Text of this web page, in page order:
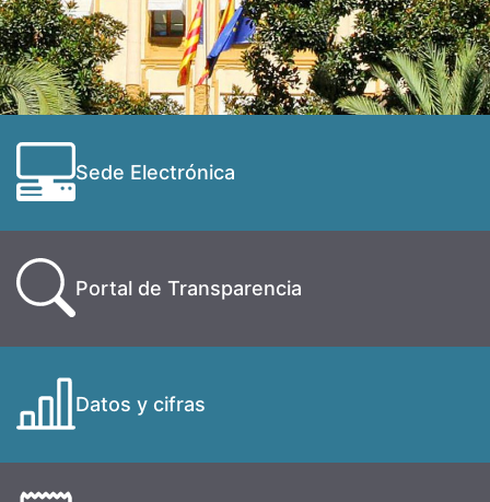
Sede Electrónica
Portal de Transparencia
Datos y cifras